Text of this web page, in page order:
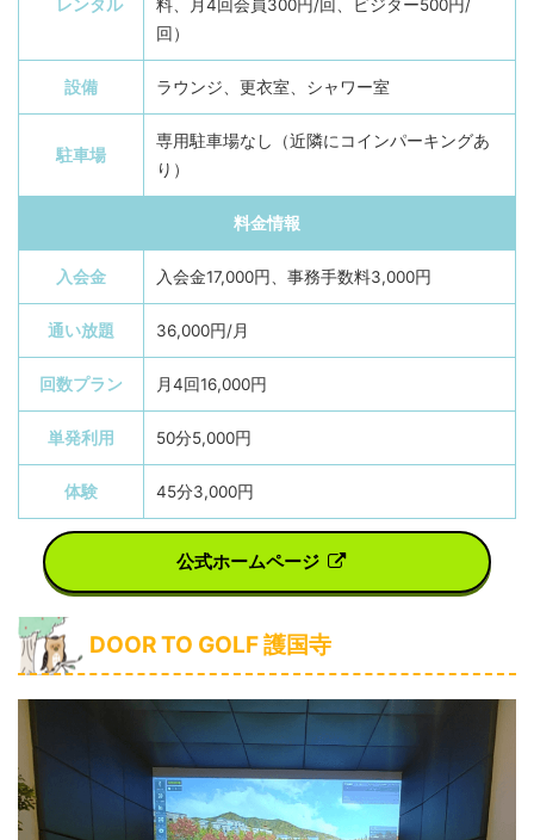
レンタル
料、月4回会員300円/回、ビジター500円/
回）
設備 ラウンジ、更衣室、シャワー室
駐車場
専用駐車場なし（近隣にコインパーキングあ
り）
料金情報
入会金 入会金17,000円、事務手数料3,000円
通い放題 36,000円/月
回数プラン 月4回16,000円
単発利用 50分5,000円
体験 45分3,000円
公式ホームページ
DOOR TO GOLF 護国寺